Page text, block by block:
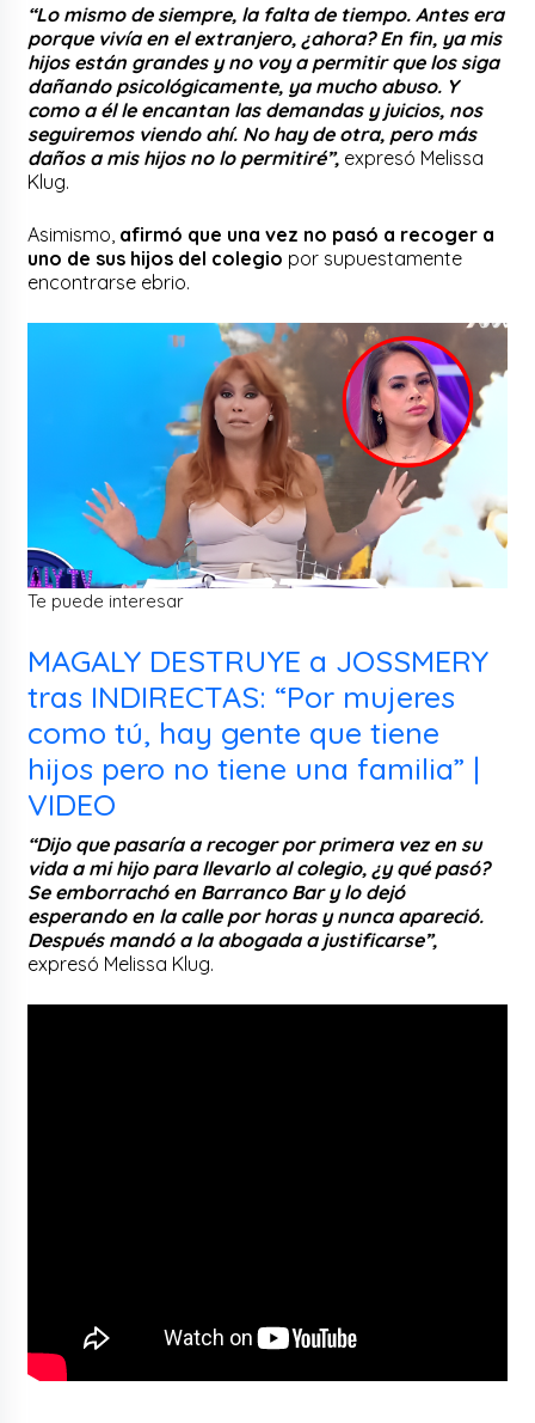
“Lo mismo de siempre, la falta de tiempo. Antes era
porque vivía en el extranjero, ¿ahora? En fin, ya mis
hijos están grandes y no voy a permitir que los siga
dañando psicológicamente, ya mucho abuso. Y
como a él le encantan las demandas y juicios, nos
seguiremos viendo ahí. No hay de otra, pero más
daños a mis hijos no lo permitiré”, expresó Melissa
Klug.
Asimismo, afirmó que una vez no pasó a recoger a
uno de sus hijos del colegio por supuestamente
encontrarse ebrio.
Te puede interesar
MAGALY DESTRUYE a JOSSMERY
tras INDIRECTAS: “Por mujeres
como tú, hay gente que tiene
hijos pero no tiene una familia” |
VIDEO
“Dijo que pasaría a recoger por primera vez en su
vida a mi hijo para llevarlo al colegio, ¿y qué pasó?
Se emborrachó en Barranco Bar y lo dejó
esperando en la calle por horas y nunca apareció.
Después mandó a la abogada a justificarse”,
expresó Melissa Klug.